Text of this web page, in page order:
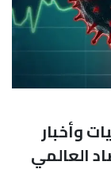
وأخبار
العالمي